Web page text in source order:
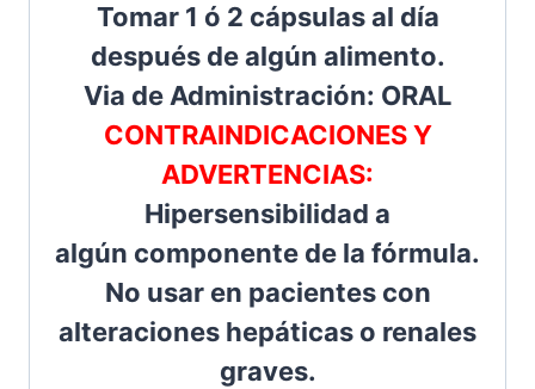
Tomar 1 ó 2 cápsulas al día
después de algún alimento.
Via de Administración: ORAL
CONTRAINDICACIONES Y
ADVERTENCIAS:
Hipersensibilidad a
algún componente de la fórmula.
No usar en pacientes con
alteraciones hepáticas o renales
graves.